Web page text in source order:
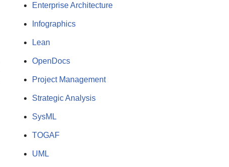
Enterprise Architecture
Infographics
Lean
OpenDocs
Project Management
Strategic Analysis
SysML
TOGAF
UML